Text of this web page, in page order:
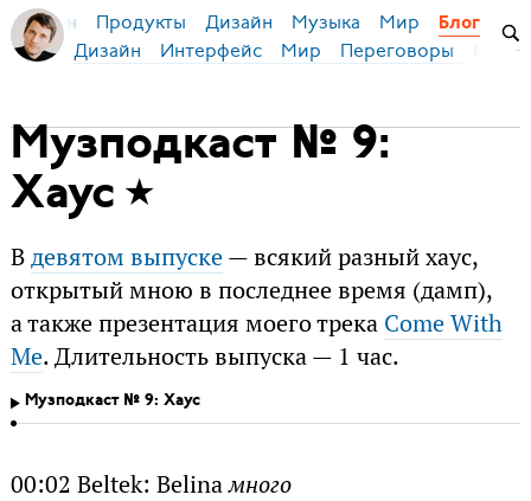
Бирман Продукты Дизайн Музыка Мир Блог
Дизайн Интерфейс Мир Переговоры
Музподкаст № 9:
Хаус
Вдевятом выпуске— всякий разный хаус,
открытый мною в последнее время (дамп),
а также презентация моего трека Come With
Me. Длительность выпуска — 1 час.
Музподкаст № 9: Хаус
00:02 Beltek: Belinaмного